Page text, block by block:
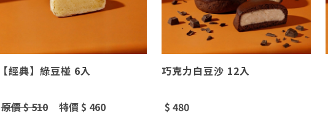
【經典】綠豆椪 6入
原價 $ 510
特價 $ 460
巧克力白豆沙 12入
$ 480